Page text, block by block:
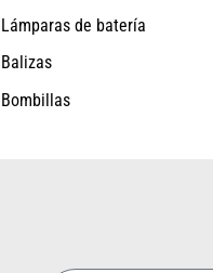
Lámparas de batería
Balizas
Bombillas